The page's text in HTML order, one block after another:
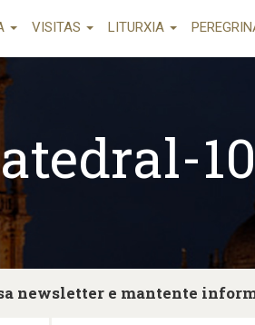
VISITAS LITURXIA
newsletter e mantente